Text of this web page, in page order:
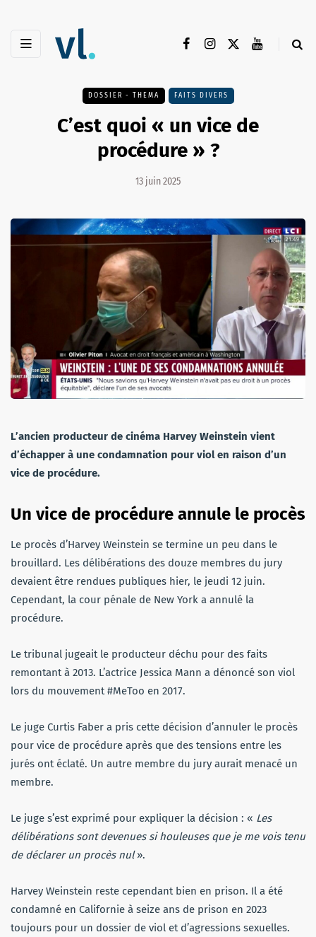
DOSSIER - THEMA FAITS DIVERS
C’est quoi « un vice de
procédure » ?
13 juin 2025
L’ancien producteur de cinéma Harvey Weinstein vient
d’échapper à une condamnation pour viol en raison d’un
vice de procédure.
Un vice de procédure annule le procès
Le procès d’Harvey Weinstein se termine un peu dans le
brouillard. Les délibérations des douze membres du jury
devaient être rendues publiques hier, le jeudi 12 juin.
Cependant, la cour pénale de New York a annulé la
procédure.
Le tribunal jugeait le producteur déchu pour des faits
remontant à 2013. L’actrice Jessica Mann a dénoncé son viol
lors du mouvement #MeToo en 2017.
Le juge Curtis Faber a pris cette décision d’annuler le procès
pour vice de procédure après que des tensions entre les
jurés ont éclaté. Un autre membre du jury aurait menacé un
membre.
Le juge s’est exprimé pour expliquer la décision : « Les
délibérations sont devenues si houleuses que je me vois tenu
de déclarer un procès nul».
Harvey Weinstein reste cependant bien en prison. Il a été
condamné en Californie à seize ans de prison en 2023
toujours pour un dossier de viol et d’agressions sexuelles.